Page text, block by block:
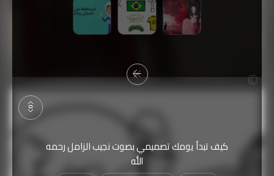
كيف تبدأ يومك تصميمي بصوت نجيب الزامل رحمه
الله